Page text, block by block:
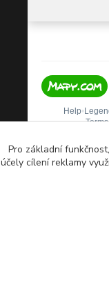
Pro základní
účely cílení reklamy